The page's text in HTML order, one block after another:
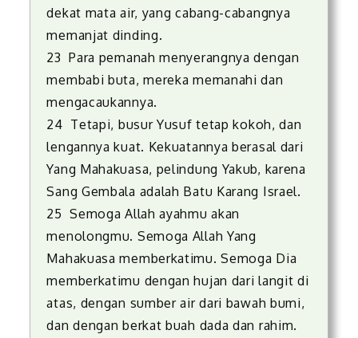
dekat mata air, yang cabang-cabangnya
memanjat dinding.
23 Para pemanah menyerangnya dengan
membabi buta, mereka memanahi dan
mengacaukannya.
24 Tetapi, busur Yusuf tetap kokoh, dan
lengannya kuat. Kekuatannya berasal dari
Yang Mahakuasa, pelindung Yakub, karena
Sang Gembala adalah Batu Karang Israel.
25 Semoga Allah ayahmu akan
menolongmu. Semoga Allah Yang
Mahakuasa memberkatimu. Semoga Dia
memberkatimu dengan hujan dari langit di
atas, dengan sumber air dari bawah bumi,
dan dengan berkat buah dada dan rahim.